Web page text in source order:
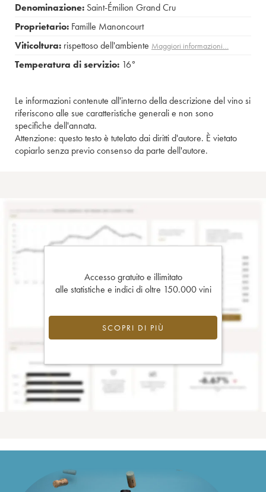
Denominazione: Saint-Émilion Grand Cru
Proprietario: Famille Manoncourt
Viticoltura: rispettoso dell'ambiente Maggiori informazioni…
Temperatura di servizio: 16°
Le informazioni contenute all'interno della descrizione del vino si
riferiscono alle sue caratteristiche generali e non sono
specifiche dell'annata.
Attenzione: questo testo è tutelato dai diritti d'autore. È vietato
copiarlo senza previo consenso da parte dell'autore.
Accesso gratuito e illimitato
alle statistiche e indici di oltre 150.000 vini
SCOPRI DI PIÙ